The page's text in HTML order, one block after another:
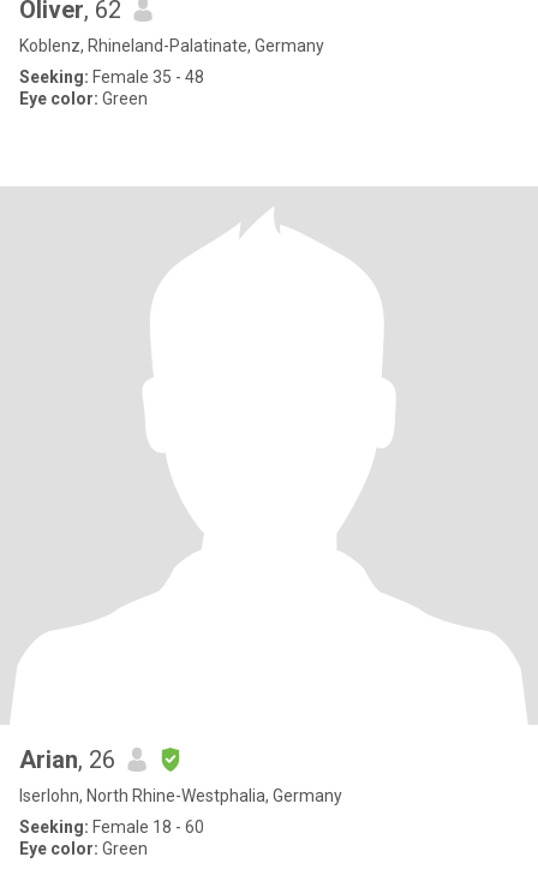
Oliver, 62
Koblenz, Rhineland-Palatinate, Germany
Seeking: Female 35 - 48
Eye color: Green
Arian, 26
Iserlohn, North Rhine-Westphalia, Germany
Seeking: Female 18 - 60
Eye color: Green